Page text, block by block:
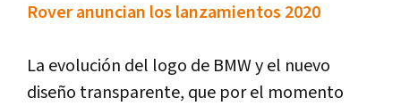
Rover anuncian los lanzamientos 2020
La evolución del logo de BMW y el nuevo
diseño transparente, que por el momento